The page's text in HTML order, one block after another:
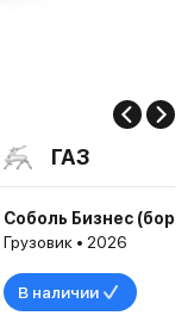
ГАЗ
Грузовик • 2026
В наличии